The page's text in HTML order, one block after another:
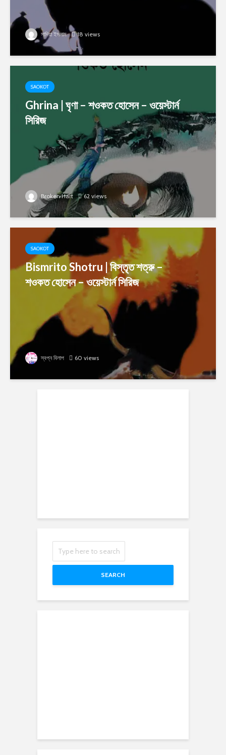
সাদিয়া ইসলাম 18 views
SAOKOT
Ghrina | ঘৃণা – শওকত হোসেন – ওয়েস্টার্ন
সিরিজ
Broken Hart 62 views
SAOKOT
Bismrito Shotru | বিস্তৃত শত্রু –
শওকত হোসেন – ওয়েস্টার্ন সিরিজ
স্বপ্ন বিলাপ 60 views
SEARCH